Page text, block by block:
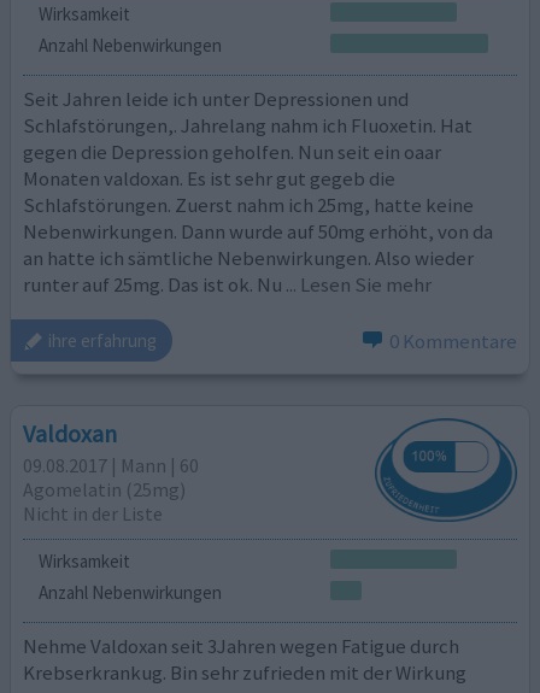
Wirksamkeit
Anzahl Nebenwirkungen
Seit Jahren leide ich unter Depressionen und
Schlafstörungen,. Jahrelang nahm ich Fluoxetin. Hat
gegen die Depression geholfen. Nun seit ein oaar
Monaten valdoxan. Es ist sehr gut gegeb die
Schlafstörungen. Zuerst nahm ich 25mg, hatte keine
Nebenwirkungen. Dann wurde auf 50mg erhöht, von da
an hatte ich sämtliche Nebenwirkungen. Also wieder
runter auf 25mg. Das ist ok. Nu ... Lesen Sie mehr
ihre erfahrung 0 Kommentare
Valdoxan
09.08.2017 | Mann | 60
Agomelatin (25mg)
Nicht in der Liste
Wirksamkeit
Anzahl Nebenwirkungen
Nehme Valdoxan seit 3Jahren wegen Fatigue durch
Krebserkrankug. Bin sehr zufrieden mit der Wirkung